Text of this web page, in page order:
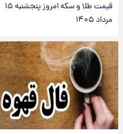
قیمت طلا و سکه امروز پنجشنبه ۱۵
مرداد ۱۴۰۵